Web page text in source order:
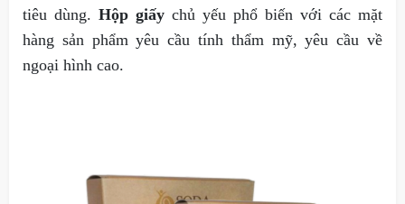
tiêu dùng. Hộp giấy chủ yếu phổ biến với các mặt
hàng sản phẩm yêu cầu tính thẩm mỹ, yêu cầu về
ngoại hình cao.